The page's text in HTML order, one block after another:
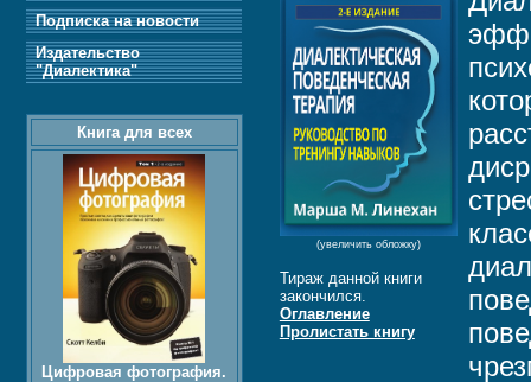
(увеличить обложку)
Тираж данной книги
закончился.
Оглавление
Пролистать книгу
Подписка на новости
Издательство
"Диалектика"
Книга для всех
Цифровая фотография.